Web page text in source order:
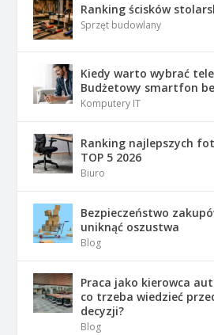
Ranking ścisków
Sprzęt budowlany
Kiedy warto wybrać
Budżetowy smartfon
Komputery IT
Ranking najlepszych
TOP 5 2026
Biuro
Bezpieczeństwo
uniknąć oszustwa
Blog
Praca jako kierowca
co trzeba wiedzieć
decyzji?
Blog